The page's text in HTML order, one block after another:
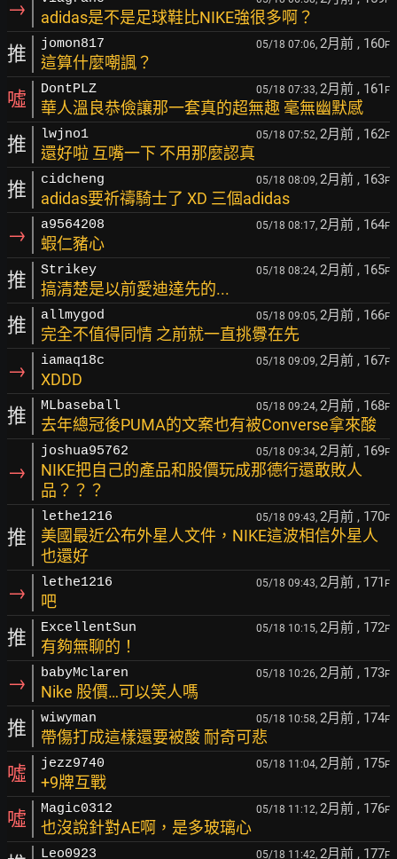
→ adidas是不是足球鞋比NIKE強很多啊？
推 jomon817 05/18 07:06, 2月前 , 160F
這算什麼嘲諷？
噓 DontPLZ 05/18 07:33, 2月前 , 161 F
華人溫良恭儉讓那一套真的超無趣 毫無幽默感
推 lwjno1 05/18 07:52, 2月前 , 162F
還好啦 互嘴一下 不用那麼認真
推 cidcheng 05/18 08:09, 2月前 , 163F
adidas要祈禱騎士了 XD 三個adidas
→ a9564208 05/18 08:17, 2月前 , 164F
蝦仁豬心
推 Strikey 05/18 08:24, 2月前 , 165F
搞清楚是以前愛迪達先的...
推 allmygod 05/18 09:05, 2月前 , 166F
完全不值得同情 之前就一直挑釁在先
→ iamaq18c 05/18 09:09, 2月前 , 167F
XDDD
推 MLbaseball 05/18 09:24, 2月前 , 168F
去年總冠後PUMA的文案也有被Converse拿來酸
→
joshua95762 05/18 09:34, 2月前 , 169F
NIKE把自己的產品和股價玩成那德行還敢敗人
品？？？
推
lethe1216 05/18 09:43, 2月前 , 170F
美國最近公布外星人文件，NIKE這波相信外星人
也還好
→ lethe1216 05/18 09:43, 2月前 , 171 F
吧
推 ExcellentSun 05/18 10:15, 2月前 , 172F
有夠無聊的！
→ babyMclaren 05/18 10:26, 2月前 , 173F
Nike 股價…可以笑人嗎
推 wiwyman 05/18 10:58, 2月前 , 174F
帶傷打成這樣還要被酸 耐奇可悲
噓 jezz9740 05/18 11:04, 2月前 , 175F
+9牌互戰
噓 Magic0312 05/18 11:12, 2月前 , 176F
也沒說針對AE啊，是多玻璃心
Leo0923 05/18 11:42, 2月前 , 177F